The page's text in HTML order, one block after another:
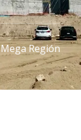
Región